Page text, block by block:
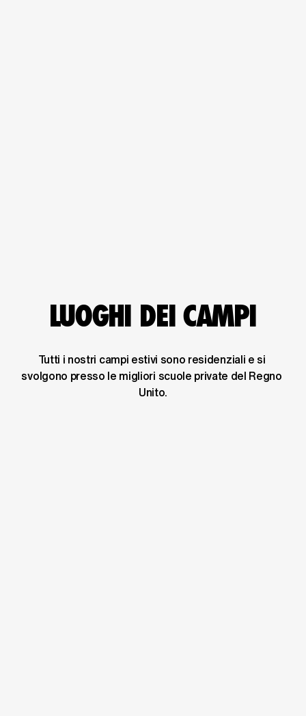
LUOGHI DEI CAMPI
Tutti i nostri campi estivi sono residenziali e si
svolgono presso le migliori scuole private del Regno
Unito.